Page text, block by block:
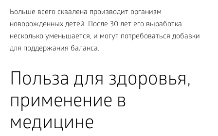
Больше всего сквалена производит организм
новорожденных детей. После 30 лет его выработка
несколько уменьшается, и могут потребоваться добавки
для поддержания баланса.
Польза для здоровья,
применение в
медицине